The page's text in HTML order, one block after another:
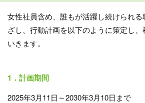
女性社員含め、誰もが活躍し続けられ
ざし、行動計画を以下のように策定し
いきます。
1．計画期間
2025年3月11日～2030年3月10日まで